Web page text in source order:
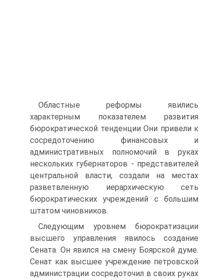
Областные реформы явились
характерным показателем развития
бюрократической тенденции Они привели к
сосредоточению финансовых и
административных полномочий в руках
нескольких губернаторов - представителей
центральной власти, создали на местах
разветвленную иерархическую сеть
бюрократических учреждений с большим
штатом чиновников.
Следующим уровнем бюрократизации
высшего управления явилось создание
Сената. Он явился на смену Боярской думе.
Сенат как высшее учреждение петровской
администрации сосредоточил в своих руках